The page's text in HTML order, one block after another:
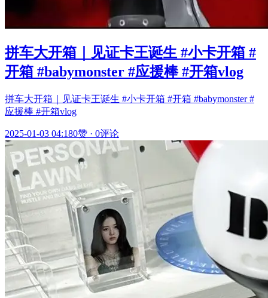
拼车大开箱｜见证卡王诞生 #小卡开箱 #
开箱 #babymonster #应援棒 #开箱vlog
拼车大开箱｜见证卡王诞生 #小卡开箱 #开箱 #babymonster #
应援棒 #开箱vlog
2025-01-03 04:180赞 · 0评论